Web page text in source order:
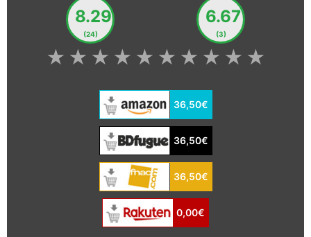
8.29
(24)
6.67
(3)
★
★
★
★
★
★
★
★
★
★
36,50€
36,50€
36,50€
0,00€